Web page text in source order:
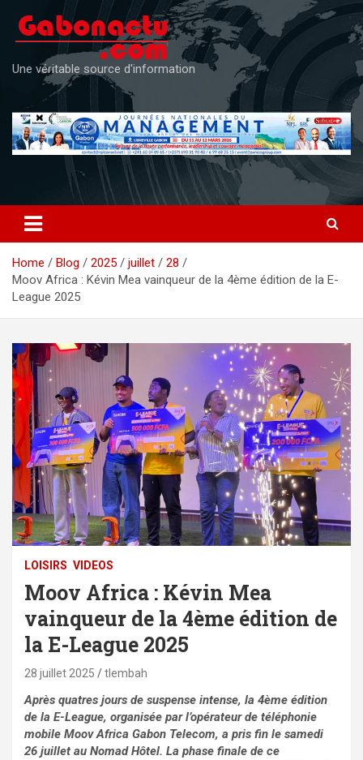
content
Une véritable source d'information
Home Blog 2025 juillet
28
Moov Africa : Kévin Mea vainqueur de la 4ème édition de la E-
League 2025
LOISIRS VIDEOS
Moov Africa : Kévin Mea
vainqueur de la 4ème édition de
la E-League 2025
28 juillet 2025 tlembah
Après quatres jours de suspense intense, la 4ème édition
de la E-League, organisée par l’opérateur de téléphonie
mobile Moov Africa Gabon Telecom, a pris fin le samedi
26 juillet au Nomad Hôtel. La phase finale de ce